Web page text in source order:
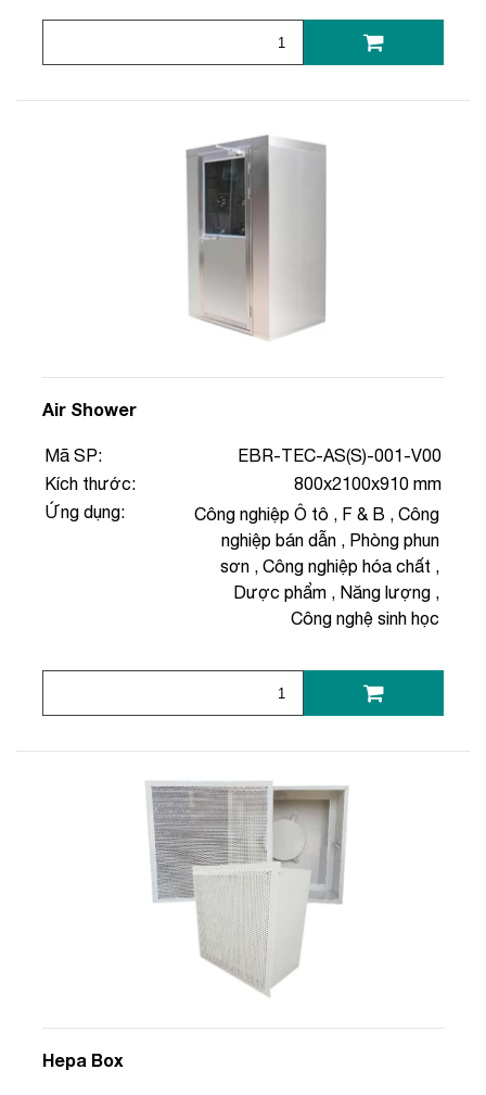
Air Shower
Mã SP:
EBR-TEC-AS(S)-001-V00
Kích thước:
800x2100x910 mm
Ứng dụng:
Công nghiệp Ô tô , F & B , Công
nghiệp bán dẫn , Phòng phun
sơn , Công nghiệp hóa chất ,
Dược phẩm , Năng lượng ,
Công nghệ sinh học
Hepa Box